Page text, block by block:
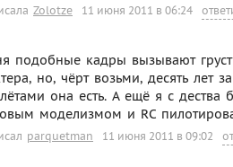
Zolotze 11 июня 2011 в 06:24
подобные кадры вызывают
но, чёрт возьми, десять
она есть. А ещё я с дества
моделизмом и RC
parquetman 11 июня 2011 в 09:02